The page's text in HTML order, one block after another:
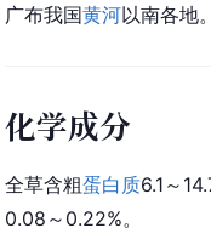
广布我国黄河以南各地
化学成分
全草含粗蛋白质6.1～
0.08～0.22%。